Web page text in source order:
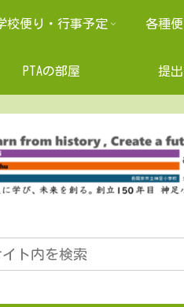
校便り・行事予定 各種
PTAの部屋 提